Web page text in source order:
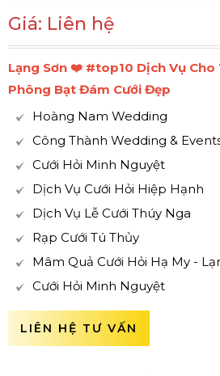
Giá: Liên hệ
Lạng Sơn ❤️️ #top10 Dịch Vụ Cho
Phông Bạt Đám Cưới Đẹp
Hoàng Nam Wedding
Công Thành Wedding &
Cưới Hỏi Minh Nguyệt
Dịch Vụ Cưới Hỏi Hiệp Hạnh
Dịch Vụ Lễ Cưới Thúy Nga
Rạp Cưới Tú Thủy
Mâm Quả Cưới Hỏi Hạ My -
Cưới Hỏi Minh Nguyệt
LIÊN HỆ TƯ VẤN